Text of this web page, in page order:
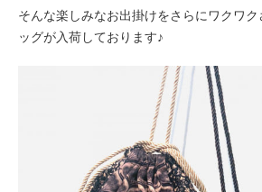
そんな楽しみなお出掛けをさらにワクワ
ッグが入荷しております♪